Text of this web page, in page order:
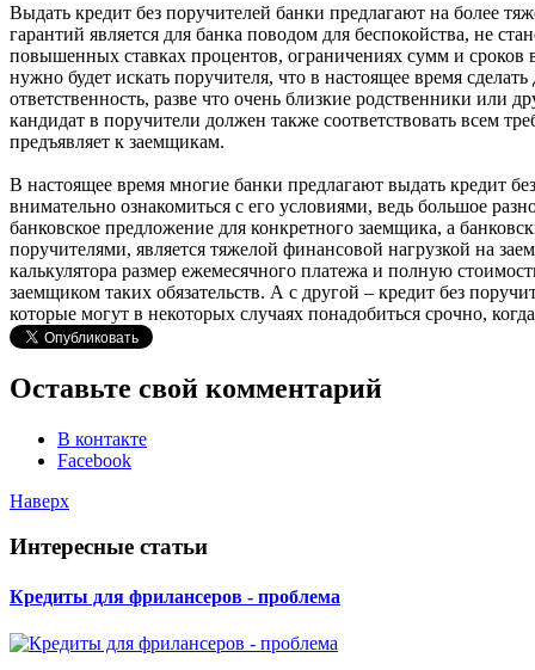
Выдать кредит без поручителей банки предлагают на более
гарантий является для банка поводом для беспокойства, не
повышенных ставках процентов, ограничениях сумм и сроков
нужно будет искать поручителя, что в настоящее время
ответственность, разве что очень близкие родственники или
кандидат в поручители должен также соответствовать всем
предъявляет к заемщикам.
В настоящее время многие банки предлагают выдать кредит
внимательно ознакомиться с его условиями, ведь большое
банковское предложение для конкретного заемщика, а
поручителями, является тяжелой финансовой нагрузкой на
калькулятора размер ежемесячного платежа и полную
заемщиком таких обязательств. А с другой – кредит без
которые могут в некоторых случаях понадобиться срочно,
Оставьте свой комментарий
В контакте
Facebook
Наверх
Интересные статьи
Кредиты для фрилансеров - проблема